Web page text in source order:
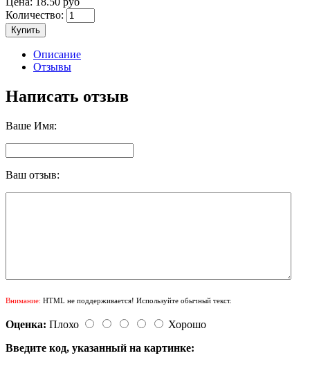
Количество:
Купить
Описание
Отзывы
Написать отзыв
Ваше Имя:
Ваш отзыв:
Внимание: HTML не поддерживается! Используйте обычный текст.
Оценка: Плохо
Хорошо
Введите код, указанный на картинке: